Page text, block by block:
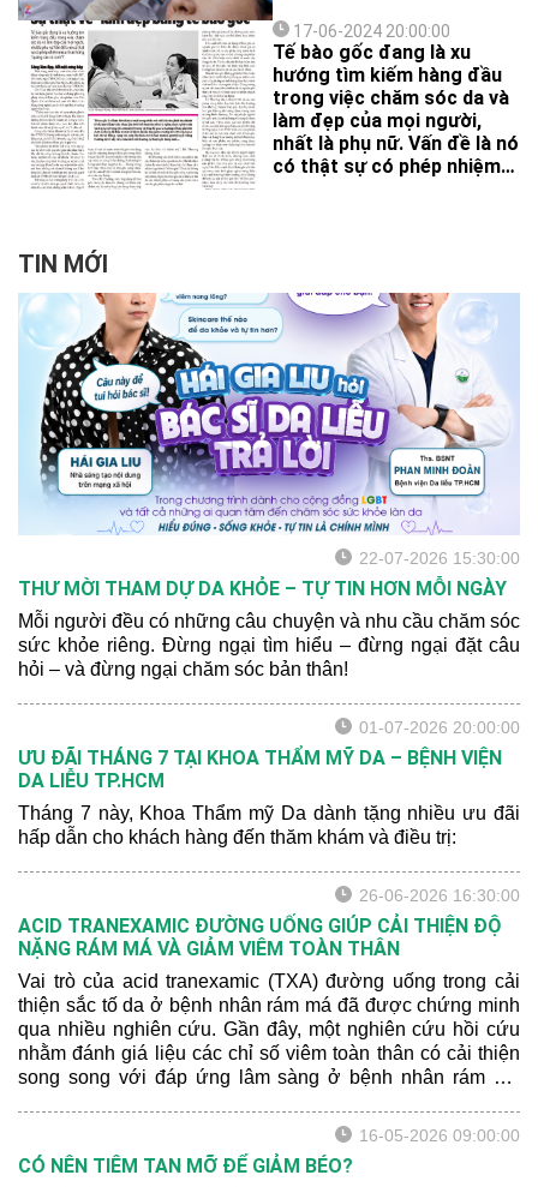
17-06-2024 20:00:00
Tế bào gốc đang là xu
hướng tìm kiếm hàng đầu
trong việc chăm sóc da và
làm đẹp của mọi người,
nhất là phụ nữ. Vấn đề là nó
có thật sự có phép nhiệm
TIN MỚI
22-07-2026 15:30:00
THƯ MỜI THAM DỰ DA KHỎE – TỰ TIN HƠN MỖI NGÀY
Mỗi người đều có những câu chuyện và nhu cầu chăm sóc
sức khỏe riêng. Đừng ngại tìm hiểu – đừng ngại đặt câu
hỏi – và đừng ngại chăm sóc bản thân!
01-07-2026 20:00:00
ƯU ĐÃI THÁNG 7 TẠI KHOA THẨM MỸ DA – BỆNH VIỆN
DA LIỄU TP.HCM
Tháng 7 này, Khoa Thẩm mỹ Da dành tặng nhiều ưu đãi
hấp dẫn cho khách hàng đến thăm khám và điều trị:
26-06-2026 16:30:00
ACID TRANEXAMIC ĐƯỜNG UỐNG GIÚP CẢI THIỆN ĐỘ
NẶNG RÁM MÁ VÀ GIẢM VIÊM TOÀN THÂN
Vai trò của acid tranexamic (TXA) đường uống trong cải
thiện sắc tố da ở bệnh nhân rám má đã được chứng minh
qua nhiều nghiên cứu. Gần đây, một nghiên cứu hồi cứu
nhằm đánh giá liệu các chỉ số viêm toàn thân có cải thiện
song song với đáp ứng lâm sàng ở bệnh nhân rám má
giả cũng muốn đánh giá tiềm năng của các chỉ số viêm
như là chỉ dấu theo dõi đáp ứng điều trị.
16-05-2026 09:00:00
CÓ NÊN TIÊM TAN MỠ ĐỂ GIẢM BÉO?